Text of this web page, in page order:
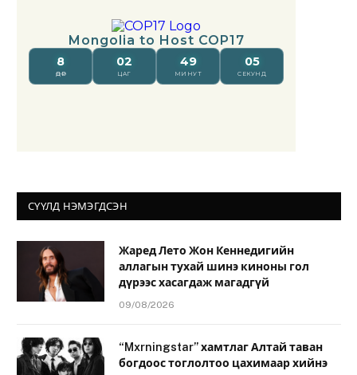
СҮҮЛД НЭМЭГДСЭН
Жаред Лето Жон Кеннедигийн
аллагын тухай шинэ киноны гол
дүрээс хасагдаж магадгүй
09/08/2026
“Mxrningstar” хамтлаг Алтай таван
богдоос тоглолтоо цахимаар хийнэ